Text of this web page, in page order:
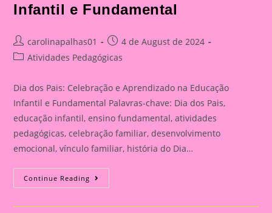
Infantil e Fundamental
Post
author:
carolinapalhas01
Post
published:
4 de August de 2024
PostAtividades Pedagógicas
Dia dos Pais: Celebração e Aprendizado na Educação
Infantil e Fundamental Palavras-chave: Dia dos Pais,
educação infantil, ensino fundamental, atividades
pedagógicas, celebração familiar, desenvolvimento
emocional, vínculo familiar, história do Dia…
Continue Reading Atividade
Para
Dia